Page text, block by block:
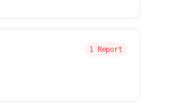
1 Report